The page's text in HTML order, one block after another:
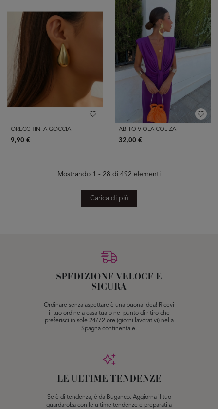
ORECCHINI A GOCCIA
9,90 €
ABITO VIOLA COLIZA
32,00 €
Mostrando 1 - 28 di 492 elementi
Carica di più
SPEDIZIONE VELOCE E
SICURA
Ordinare senza aspettare è una buona idea! Ricevi
il tuo ordine a casa tua o nel punto di ritiro che
preferisci in sole 24/72 ore (giorni lavorativi) nella
Spagna continentale.
LE ULTIME TENDENZE
Se è di tendenza, è da Buganco. Aggiorna il tuo
guardaroba con le ultime tendenze e preparati a